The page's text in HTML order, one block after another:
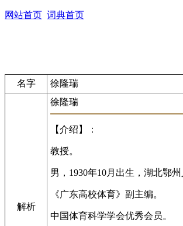
网站首页 词典首页
名字 徐隆瑞
解析
徐隆瑞
【介绍】：
教授。
男，1930年10月出生，湖北鄂
《广东高校体育》副主编。
中国体育科学学会优秀会员。